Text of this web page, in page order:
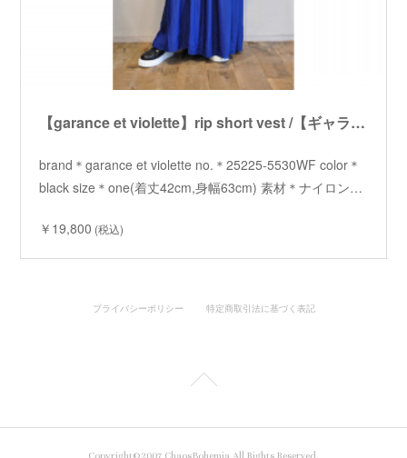
【garance et violette】rip short vest /【ギャランスエトヴィオレット】リップショートベスト
brand＊garance et violette no.＊25225-5530WF color＊
black size＊one(着丈42cm,身幅63cm) 素材＊ナイロン…
￥19,800 (税込)
プライバシーポリシー 特定商取引法に基づく表記